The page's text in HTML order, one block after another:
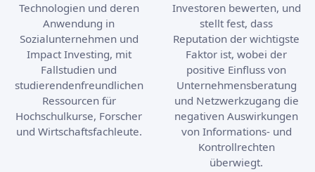
Technologien und deren
Anwendung in
Sozialunternehmen und
Impact Investing, mit
Fallstudien und
studierendenfreundlichen
Ressourcen für
Hochschulkurse, Forscher
und Wirtschaftsfachleute.
Investoren bewerten, und
stellt fest, dass
Reputation der wichtigste
Faktor ist, wobei der
positive Einfluss von
Unternehmensberatung
und Netzwerkzugang die
negativen Auswirkungen
von Informations- und
Kontrollrechten
überwiegt.